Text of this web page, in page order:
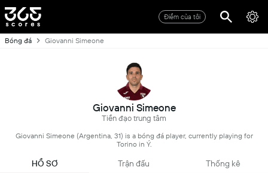
Điểm của tôi
Bóng đá Giovanni Simeone
Giovanni Simeone
Tiền đạo trung tâm
Giovanni Simeone (Argentina, 31) is a bóng đá player, currently playing for
Torino in Ý.
HỒ SƠ Trận đấu Thống kê